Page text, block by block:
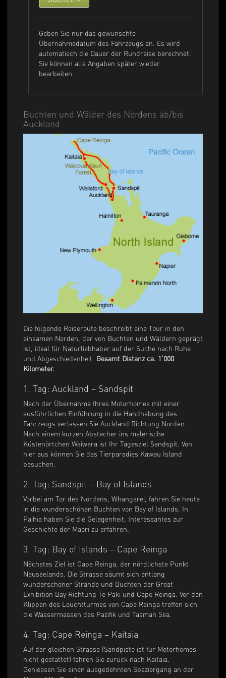
Geben Sie nur das gewünschte
Übernahmedatum des Fahrzeugs an. Es wird
automatisch die Dauer der Rundreise berechnet.
Sie können alle Angaben später wieder
bearbeiten.
Buchten und Wälder des Nordens ab/bis
Auckland
Die folgende Reiseroute beschreibt eine Tour in den
einsamen Norden, der von Buchten und Wäldern geprägt
ist, ideal für Naturliebhaber auf der Suche nach Ruhe
und Abgeschiedenheit. Gesamt Distanz ca. 1‘000
Kilometer.
1. Tag: Auckland – Sandspit
Nach der Übernahme Ihres Motorhomes mit einer
ausführlichen Einführung in die Handhabung des
Fahrzeugs verlassen Sie Auckland Richtung Norden.
Nach einem kurzen Abstecher ins malerische
Küstenörtchen Waiwera ist Ihr Tagesziel Sandspit. Von
hier aus können Sie das Tierparadies Kawau Island
besuchen.
2. Tag: Sandspit – Bay of Islands
Vorbei am Tor des Nordens, Whangarei, fahren Sie heute
in die wunderschönen Buchten von Bay of Islands. In
Paihia haben Sie die Gelegenheit, Interessantes zur
Geschichte der Maori zu erfahren.
3. Tag: Bay of Islands – Cape Reinga
Nächstes Ziel ist Cape Reinga, der nördlichste Punkt
Neuseelands. Die Strasse säumt sich entlang
wunderschöner Strände und Buchten der Great
Exhibition Bay Richtung Te Paki und Cape Reinga. Vor den
Klippen des Leuchtturmes von Cape Reinga treffen sich
die Wassermassen des Pazifik und Tasman Sea.
4. Tag: Cape Reinga – Kaitaia
Auf der gleichen Strasse (Sandpiste ist für Motorhomes
nicht gestattet) fahren Sie zurück nach Kaitaia.
Geniessen Sie einen ausgedehnten Spaziergang an der